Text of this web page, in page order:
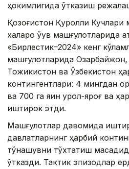
ҳокимлигида ўтказиш
Қозоғистон Қуролли
халқаро ўқув машғулотларида
«Бирлестик–2024» кенг
машғулотларида Озарбайжон,
Тожикистон ва Ўзбекистон
контингентлари: 4 мингдан
ва 700 га яқин қурол-яроғ ва
иштирок этди.
Машғулотлар давомида
давлатларнинг ҳарбий
тўқнашувни тўхтатиш
ўтказди. Тактик эпизодлар